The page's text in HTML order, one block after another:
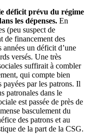
déficit prévu du régime
les dépenses. En
(peu suspect de
de financement des
un déficit d’une
versés. Une très
suffirait à combler
qui compte bien
payées par les patrons. Il
patronales dans le
est passée de près de
basculement du
des patrons et au
de la part de la CSG.